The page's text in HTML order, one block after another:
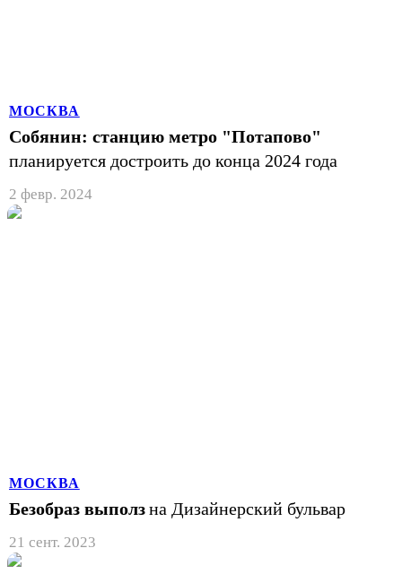
МОСКВА
Собянин: станцию метро "Потапово"
планируется достроить до конца 2024 года
2 февр. 2024
МОСКВА
Безобраз выползна Дизайнерский бульвар
21 сент. 2023